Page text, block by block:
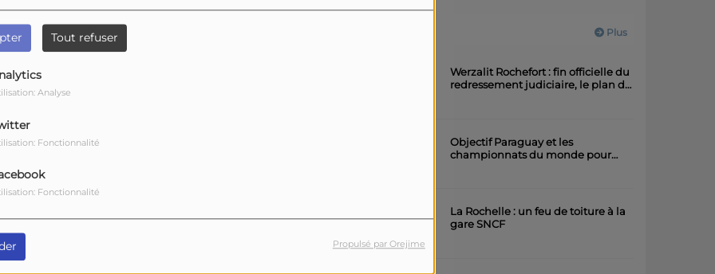
Tout refuser
Analyse
Fonctionnalité
Fonctionnalité
Propulsé par Orejime
2026
2026
2026
Plus
Werzalit Rochefort : fin officielle du
redressement judiciaire, le plan de
Objectif Paraguay et les
championnats du monde pour
La Rochelle : un feu de toiture à la
gare SNCF